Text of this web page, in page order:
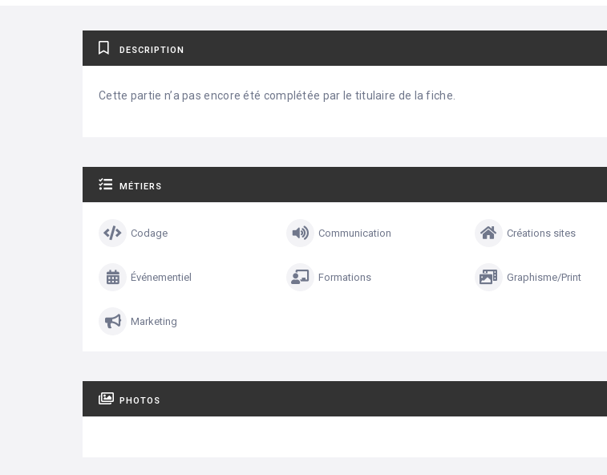
DESCRIPTION
Cette partie n’a pas encore été complétée par le titulaire de la fiche.
MÉTIERS
Codage Communication Créations sites
Événementiel Formations Graphisme/Print
Marketing
PHOTOS